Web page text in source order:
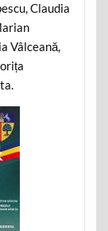
Claudia
Vâlceană,